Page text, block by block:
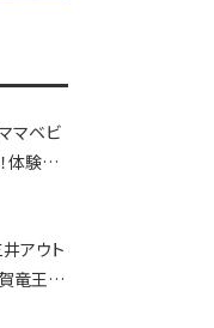
マベビ
体験プ
ゃん
アウト
竜王の
め！